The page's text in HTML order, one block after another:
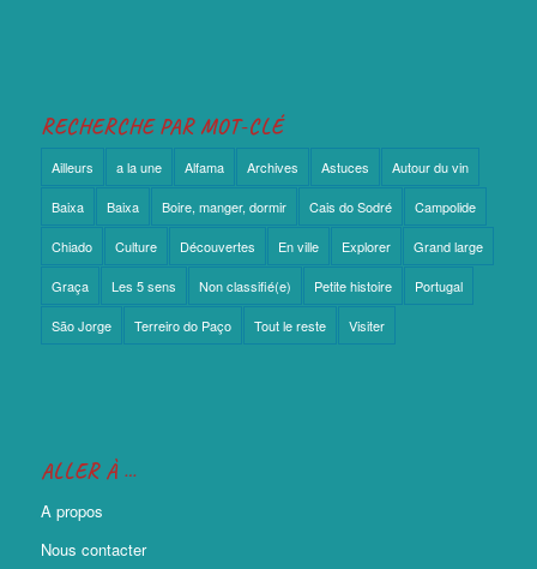
RECHERCHE PAR MOT-CLÉ
Ailleurs a la une Alfama Archives Astuces Autour du vin
Baixa Baixa Boire, manger, dormir Cais do Sodré Campolide
Chiado Culture Découvertes En ville Explorer Grand large
Graça Les 5 sens Non classifié(e) Petite histoire Portugal
São Jorge Terreiro do Paço Tout le reste Visiter
ALLER À …
A propos
Nous contacter